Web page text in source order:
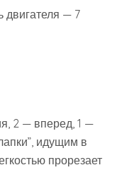
— 7
2 — вперед, 1 —
идущим в
прорезает